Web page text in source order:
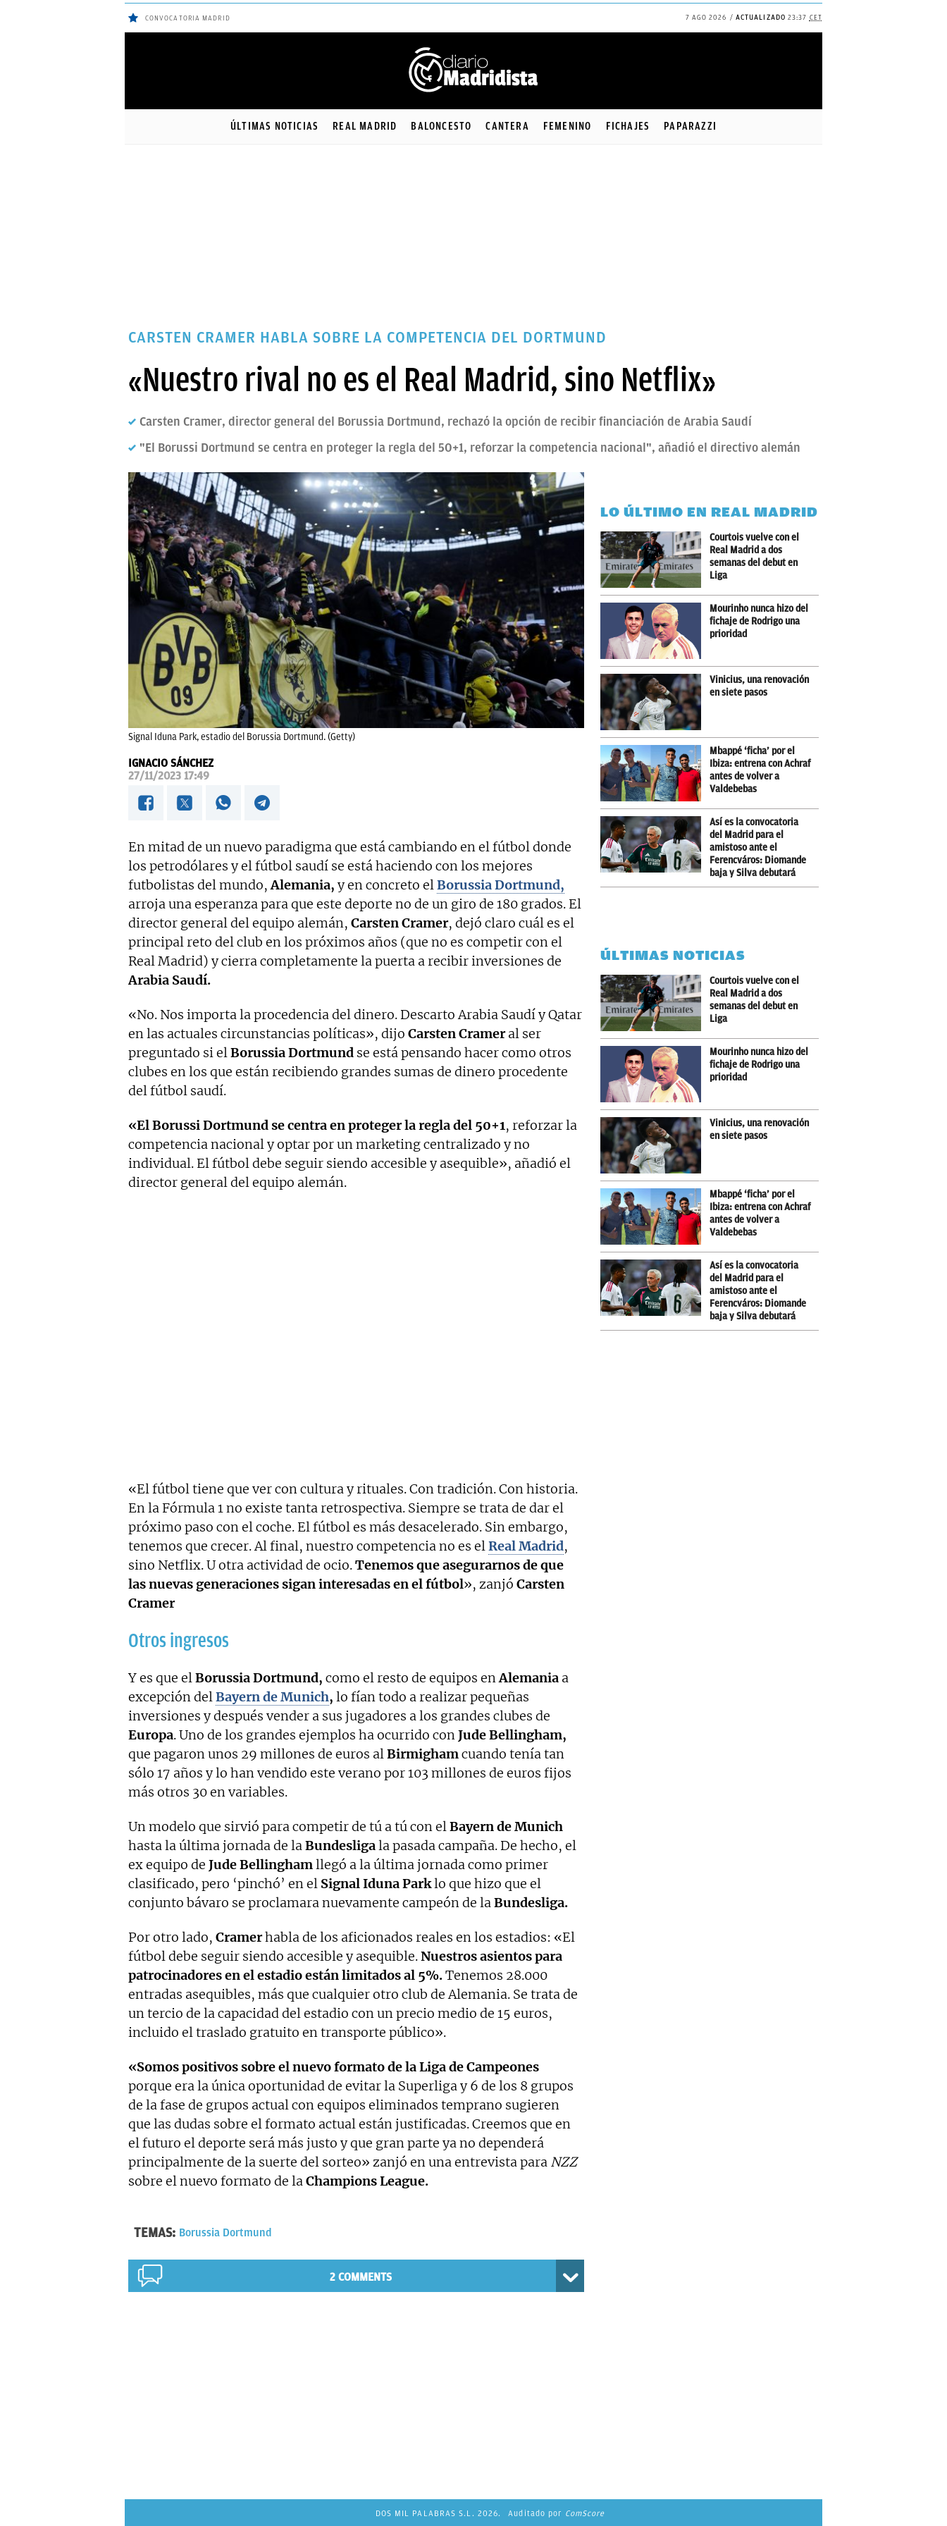
CONVOCATORIA MADRID 7 AGO 2026 ACTUALIZADO 23:37 CET
ÚLTIMAS NOTICIAS REAL MADRID BALONCESTO CANTERA FEMENINO FICHAJES PAPARAZZI
CARSTEN CRAMER HABLA SOBRE LA COMPETENCIA DEL DORTMUND
«Nuestro rival no es el Real Madrid, sino Netflix»
Carsten Cramer, director general del Borussia Dortmund, rechazó la opción de recibir financiación de Arabia Saudí
"El Borussi Dortmund se centra en proteger la regla del 50+1, reforzar la competencia nacional", añadió el directivo alemán
Signal Iduna Park, estadio del Borussia Dortmund. (Getty)
IGNACIO SÁNCHEZ
27/11/2023 17:49
En mitad de un nuevo paradigma que está cambiando en el fútbol donde
los petrodólares y el fútbol saudí se está haciendo con los mejores
futbolistas del mundo,Alemania, y en concreto elBorussia Dortmund,
arroja una esperanza para que este deporte no de un giro de 180 grados. El
director general del equipo alemán, Carsten Cramer, dejó claro cuál es el
principal reto del club en los próximos años (que no es competir con el
Real Madrid) y cierra completamente la puerta a recibir inversiones de
Arabia Saudí.
«No. Nos importa la procedencia del dinero. Descarto Arabia Saudí y Qatar
en las actuales circunstancias políticas», dijo Carsten Crameral ser
preguntado si elBorussia Dortmund se está pensando hacer como otros
clubes en los que están recibiendo grandes sumas de dinero procedente
del fútbol saudí.
«El Borussi Dortmund se centra en proteger la regla del 50+1, reforzar la
competencia nacional y optar por un marketing centralizado y no
individual. El fútbol debe seguir siendo accesible y asequible», añadió el
director general del equipo alemán.
«El fútbol tiene que ver con cultura y rituales. Con tradición. Con historia.
En la Fórmula 1 no existe tanta retrospectiva. Siempre se trata de dar el
próximo paso con el coche. El fútbol es más desacelerado. Sin embargo,
tenemos que crecer. Al final, nuestro competencia no es elReal Madrid,
sino Netflix. U otra actividad de ocio.Tenemos que asegurarnos de que
las nuevas generaciones sigan interesadas en el fútbol», zanjó Carsten
Cramer
Otros ingresos
Y es que elBorussia Dortmund, como el resto de equipos enAlemania a
excepción delBayern de Munich, lo fían todo a realizar pequeñas
inversiones y después vender a sus jugadores a los grandes clubes de
Europa. Uno de los grandes ejemplos ha ocurrido conJude Bellingham,
que pagaron unos 29 millones de euros alBirmighamcuando tenía tan
sólo 17 años y lo han vendido este verano por 103 millones de euros fijos
más otros 30 en variables.
Un modelo que sirvió para competir de tú a tú con elBayern de Munich
hasta la última jornada de laBundesligala pasada campaña. De hecho, el
ex equipo de Jude Bellinghamllegó a la última jornada como primer
clasificado, pero ‘pinchó’ en el Signal Iduna Parklo que hizo que el
conjunto bávaro se proclamara nuevamente campeón de laBundesliga.
Por otro lado, Cramerhabla de los aficionados reales en los estadios: «El
fútbol debe seguir siendo accesible y asequible.Nuestros asientos para
patrocinadores en el estadio están limitados al 5%.Tenemos 28.000
entradas asequibles, más que cualquier otro club de Alemania. Se trata de
un tercio de la capacidad del estadio con un precio medio de 15 euros,
incluido el traslado gratuito en transporte público».
«Somos positivos sobre el nuevo formato de la Liga de Campeones
porque era la única oportunidad de evitar la Superliga y 6 de los 8 grupos
de la fase de grupos actual con equipos eliminados temprano sugieren
que las dudas sobre el formato actual están justificadas. Creemos que en
el futuro el deporte será más justo y que gran parte ya no dependerá
principalmente de la suerte del sorteo» zanjó en una entrevista para NZZ
sobre el nuevo formato de laChampions League.
TEMAS: Borussia Dortmund
2 COMMENTS
LO ÚLTIMO EN REAL MADRID
Courtois vuelve con el
Real Madrid a dos
semanas del debut en
Liga
Mourinho nunca hizo del
fichaje de Rodrigo una
prioridad
Vinicius, una renovación
en siete pasos
Mbappé ‘ficha’ por el
Ibiza: entrena con Achraf
antes de volver a
Valdebebas
Así es la convocatoria
del Madrid para el
amistoso ante el
Ferencváros: Diomande
baja y Silva debutará
ÚLTIMAS NOTICIAS
Courtois vuelve con el
Real Madrid a dos
semanas del debut en
Liga
Mourinho nunca hizo del
fichaje de Rodrigo una
prioridad
Vinicius, una renovación
en siete pasos
Mbappé ‘ficha’ por el
Ibiza: entrena con Achraf
antes de volver a
Valdebebas
Así es la convocatoria
del Madrid para el
amistoso ante el
Ferencváros: Diomande
baja y Silva debutará
DOS MIL PALABRAS S.L. 2026. Auditado por ComScore